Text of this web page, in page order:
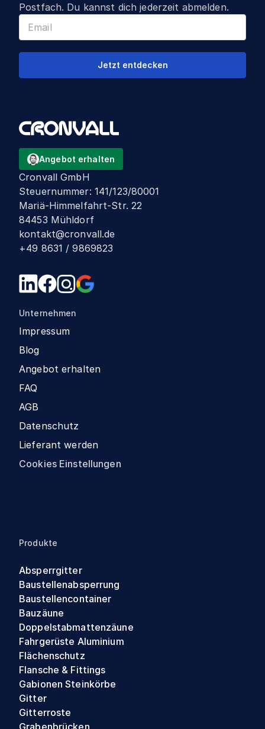
Postfach. Du kannst dich jederzeit abmelden.
Jetzt entdecken
Angebot erhalten
Cronvall GmbH
Steuernummer: 141/123/80001
Mariä-Himmelfahrt-Str. 22
84453 Mühldorf
kontakt@cronvall.de
+49 8631 / 9869823
Unternehmen
Impressum
Blog
Angebot erhalten
FAQ
AGB
Datenschutz
Lieferant werden
Cookies Einstellungen
Produkte
Absperrgitter
Baustellenabsperrung
Baustellencontainer
Bauzäune
Doppelstabmattenzäune
Fahrgerüste Aluminium
Flächenschutz
Flansche & Fittings
Gabionen Steinkörbe
Gitter
Gitterroste